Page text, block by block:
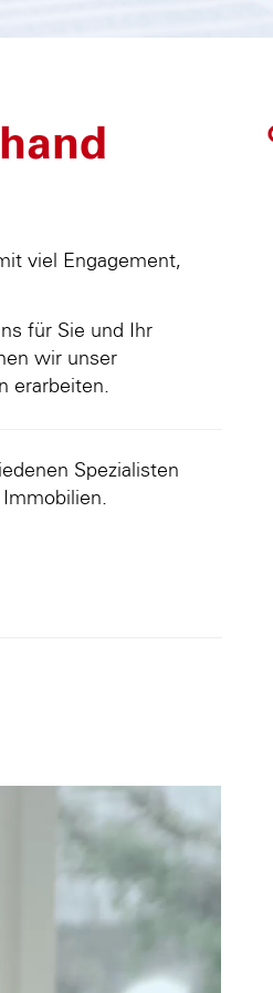
viel Engagement,
für Sie und Ihr
wir unser
erarbeiten.
Spezialisten